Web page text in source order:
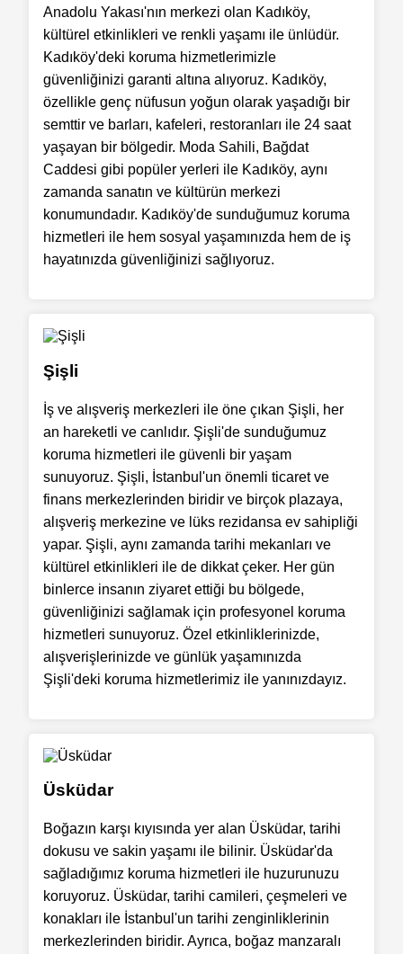
Anadolu Yakası'nın merkezi olan Kadıköy,
kültürel etkinlikleri ve renkli yaşamı ile ünlüdür.
Kadıköy'deki koruma hizmetlerimizle
güvenliğinizi garanti altına alıyoruz. Kadıköy,
özellikle genç nüfusun yoğun olarak yaşadığı bir
semttir ve barları, kafeleri, restoranları ile 24 saat
yaşayan bir bölgedir. Moda Sahili, Bağdat
Caddesi gibi popüler yerleri ile Kadıköy, aynı
zamanda sanatın ve kültürün merkezi
konumundadır. Kadıköy'de sunduğumuz koruma
hizmetleri ile hem sosyal yaşamınızda hem de iş
hayatınızda güvenliğinizi sağlıyoruz.
Şişli
İş ve alışveriş merkezleri ile öne çıkan Şişli, her
an hareketli ve canlıdır. Şişli'de sunduğumuz
koruma hizmetleri ile güvenli bir yaşam
sunuyoruz. Şişli, İstanbul'un önemli ticaret ve
finans merkezlerinden biridir ve birçok plazaya,
alışveriş merkezine ve lüks rezidansa ev sahipliği
yapar. Şişli, aynı zamanda tarihi mekanları ve
kültürel etkinlikleri ile de dikkat çeker. Her gün
binlerce insanın ziyaret ettiği bu bölgede,
güvenliğinizi sağlamak için profesyonel koruma
hizmetleri sunuyoruz. Özel etkinliklerinizde,
alışverişlerinizde ve günlük yaşamınızda
Şişli'deki koruma hizmetlerimiz ile yanınızdayız.
Üsküdar
Boğazın karşı kıyısında yer alan Üsküdar, tarihi
dokusu ve sakin yaşamı ile bilinir. Üsküdar'da
sağladığımız koruma hizmetleri ile huzurunuzu
koruyoruz. Üsküdar, tarihi camileri, çeşmeleri ve
konakları ile İstanbul'un tarihi zenginliklerinin
merkezlerinden biridir. Ayrıca, boğaz manzaralı